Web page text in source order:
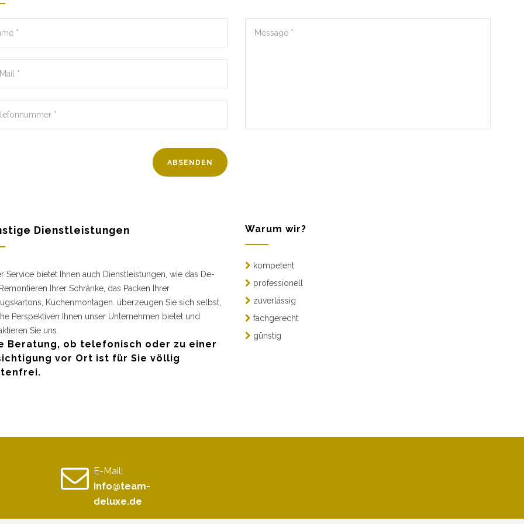
Dienstleistungen
Service bietet Ihnen auch Dienstleistungen, wie das De-
Ihrer Schränke, das Packen Ihrer
Küchenmontagen. überzeugen Sie sich selbst,
Perspektiven Ihnen unser Unternehmen bietet und
Sie uns.
Beratung, ob telefonisch oder zu einer
vor Ort ist für Sie völlig
Warum wir?
kompetent
professionell
zuverlässig
fachgerecht
günstig
E-Mail:
info@team-
deluxe.de